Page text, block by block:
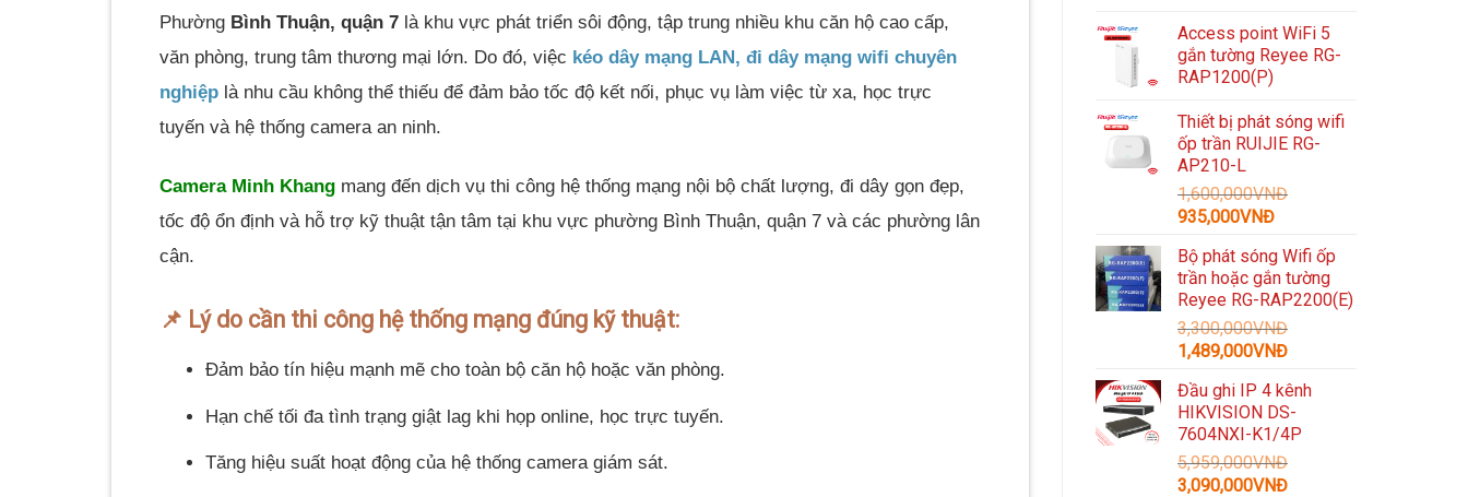
Phường Bình Thuận, quận 7 là khu vực phát triển sôi động, tập trung nhiều khu căn hộ cao cấp,
văn phòng, trung tâm thương mại lớn. Do đó, việc kéo dây mạng LAN, đi dây mạng wifi chuyên
nghiệp là nhu cầu không thể thiếu để đảm bảo tốc độ kết nối, phục vụ làm việc từ xa, học trực
tuyến và hệ thống camera an ninh.
Camera Minh Khang mang đến dịch vụ thi công hệ thống mạng nội bộ chất lượng, đi dây gọn đẹp,
tốc độ ổn định và hỗ trợ kỹ thuật tận tâm tại khu vực phường Bình Thuận, quận 7 và các phường lân
cận.
📌 Lý do cần thi công hệ thống mạng đúng kỹ thuật:
Đảm bảo tín hiệu mạnh mẽ cho toàn bộ căn hộ hoặc văn phòng.
Hạn chế tối đa tình trạng giật lag khi họp online, học trực tuyến.
Tăng hiệu suất hoạt động của hệ thống camera giám sát.
Access point WiFi 5
gắn tường Reyee RG-
RAP1200(P)
Thiết bị phát sóng wifi
ốp trần RUIJIE RG-
AP210-L
1,600,000VNĐ
Giá
là:
1,600,000VNĐ.
935,000VNĐGiá
tại
là:
935,000VNĐ.
Bộ phát sóng Wifi ốp
trần hoặc gắn tường
Reyee RG-RAP2200(E)
3,300,000VNĐ
Giá
là:
3,300,000VNĐ.
1,489,000VNĐGiá
tại
là:
1,489,000VNĐ.
Đầu ghi IP 4 kênh
HIKVISION DS-
7604NXI-K1/4P
5,959,000VNĐ
Giá
3,090,000VNĐGiá